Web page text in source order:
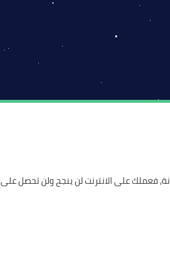
فعملك على الانترنت لن ينجح ولن تحصل على